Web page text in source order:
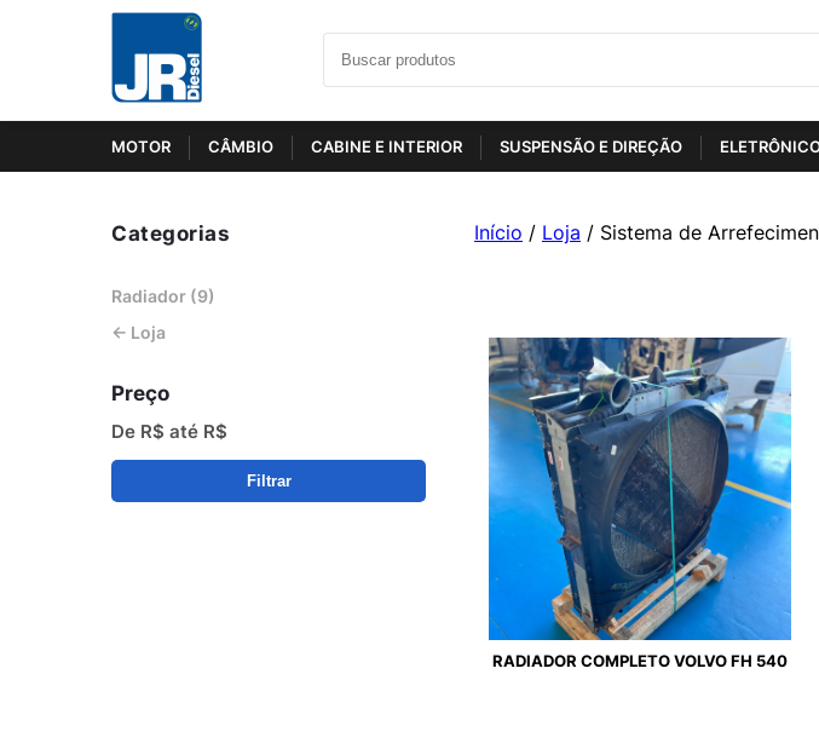
MOTOR CÂMBIO CABINE E INTERIOR SUSPENSÃO E DIREÇÃO
Categorias
Radiador (9)
← Loja
Preço
De R$ até R$
Filtrar
Início / Loja / Sistema de
RADIADOR COMPLETO VOLVO FH 540